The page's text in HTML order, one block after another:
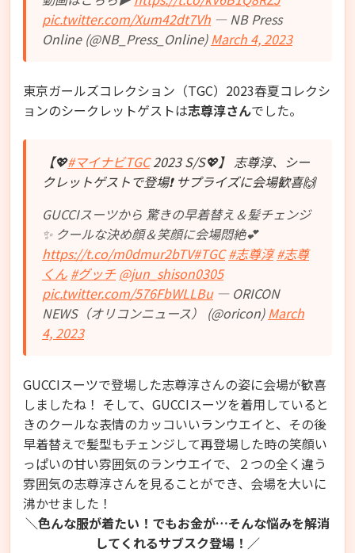
pic.twitter.com/Xum42dt7Vh — NB Press
Online (@NB_Press_Online) March 4, 2023
東京ガールズコレクション（TGC）2023春夏コレクシ
ョンのシークレットゲストは志尊淳さんでした。
【💖#マイナビTGC2023 S/S💖】 志尊淳、シー
クレットゲストで登場❗ サプライズに会場歓喜🙌
GUCCIスーツから 驚きの早着替え＆髪チェンジ
✨ クールな決め顔＆笑顔に会場悶絶💕
https://t.co/m0dmur2bTV#TGC #志尊淳 #志尊
くん #グッチ @jun_shison0305
pic.twitter.com/576FbWLLBu— ORICON
NEWS（オリコンニュース） (@oricon) March
4, 2023
GUCCIスーツで登場した志尊淳さんの姿に会場が歓喜
しましたね！ そして、GUCCIスーツを着用していると
きのクールな表情のカッコいいランウエイと、その後
早着替えで髪型もチェンジして再登場した時の笑顔い
っぱいの甘い雰囲気のランウエイで、２つの全く違う
雰囲気の志尊淳さんを見ることができ、会場を大いに
沸かせました！
＼色んな服が着たい！でもお金が…そんな悩みを解消
してくれるサブスク登場！／